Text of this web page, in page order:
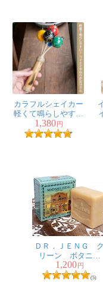
カラフルシェイカー
軽くて鳴らしやすい
シャカシャカ優しい
音色
1,380円
ＤＲ．ＪＥＮＧ ク
リーン ボタニカ
ル ソープ - DR.
JENG CLEAN SOAP
1,200 円
(5)